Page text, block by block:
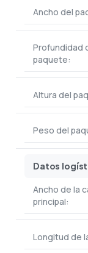
Ancho del
Profundidad
paquete:
Altura del
Peso del
Datos
Ancho de la
principal:
Longitud de